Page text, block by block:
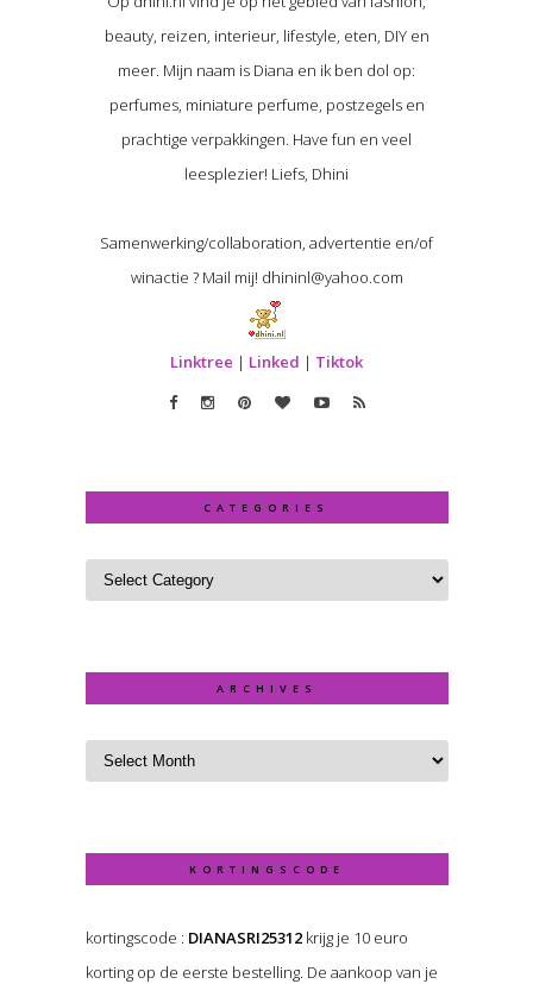
beauty, reizen, interieur, lifestyle, eten, DIY en
meer. Mijn naam is Diana en ik ben dol op:
perfumes, miniature perfume, postzegels en
prachtige verpakkingen. Have fun en veel
leesplezier! Liefs, Dhini
Samenwerking/collaboration, advertentie en/of
winactie ? Mail mij! dhininl@yahoo.com
Linktree | Linked | Tiktok
CATEGORIES
ARCHIVES
KORTINGSCODE
kortingscode : DIANASRI25312krijg je 10 euro
korting op de eerste bestelling. De aankoop van je